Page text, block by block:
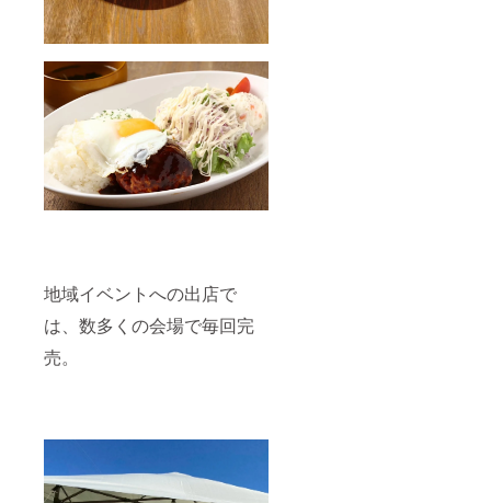
地域イベントへの出店で
は、数多くの会場で毎回完
売。